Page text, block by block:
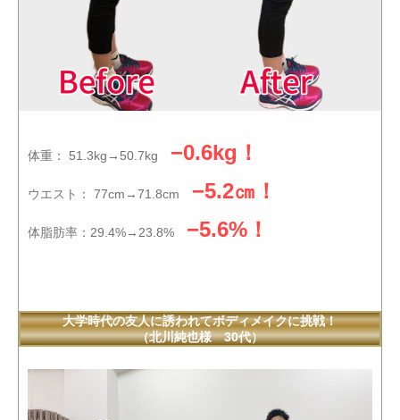
体重： 51.3kg→50.7kg −0.6kg！
ウエスト： 77cm→71.8cm −5.2㎝！
体脂肪率：29.4%→23.8% −5.6%！
大学時代の友人に誘われてボディメイクに挑戦！
（北川純也様 30代）